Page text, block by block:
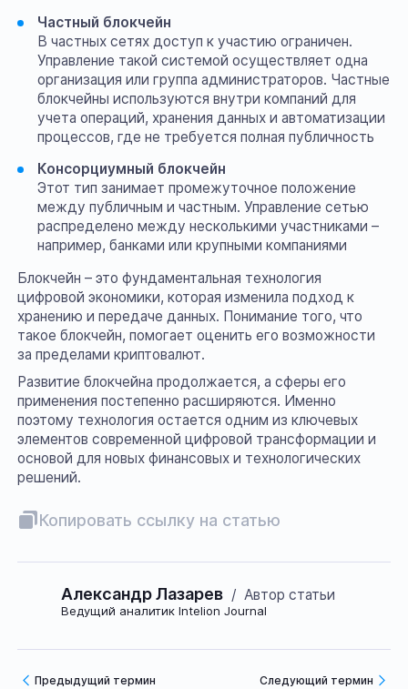
Частный блокчейн
В частных сетях доступ к участию ограничен.
Управление такой системой осуществляет одна
организация или группа администраторов. Частные
блокчейны используются внутри компаний для
учета операций, хранения данных и автоматизации
процессов, где не требуется полная публичность
Консорциумный блокчейн
Этот тип занимает промежуточное положение
между публичным и частным. Управление сетью
распределено между несколькими участниками –
например, банками или крупными компаниями
Блокчейн – это фундаментальная технология
цифровой экономики, которая изменила подход к
хранению и передаче данных. Понимание того, что
такое блокчейн, помогает оценить его возможности
за пределами криптовалют.
Развитие блокчейна продолжается, а сферы его
применения постепенно расширяются. Именно
поэтому технология остается одним из ключевых
элементов современной цифровой трансформации и
основой для новых финансовых и технологических
решений.
Копировать ссылку на статью
Александр Лазарев / Автор статьи
Ведущий аналитик Intelion Journal
Предыдущий термин Следующий термин